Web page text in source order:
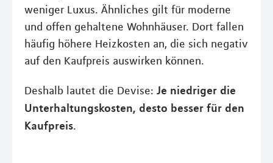
weniger Luxus. Ähnliches gilt für moderne
und offen gehaltene Wohnhäuser. Dort fallen
häufig höhere Heizkosten an, die sich negativ
auf den Kaufpreis auswirken können.
Deshalb lautet die Devise: Je niedriger die
Unterhaltungskosten, desto besser für den
Kaufpreis.